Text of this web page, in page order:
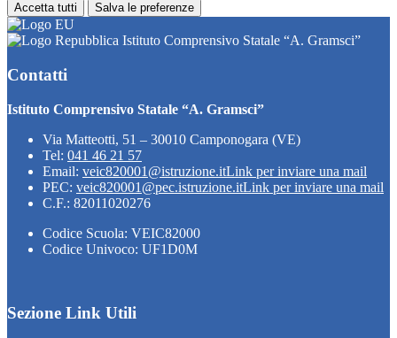
Accetta tutti Salva le preferenze
Istituto Comprensivo Statale “A. Gramsci”
Contatti
Istituto Comprensivo Statale “A. Gramsci”
Via Matteotti, 51 – 30010 Camponogara (VE)
Tel: 041 46 21 57
Email: veic820001@istruzione.itLink per inviare una mail
PEC: veic820001@pec.istruzione.itLink per inviare una mail
C.F.: 82011020276
Codice Scuola: VEIC82000
Codice Univoco: UF1D0M
Sezione Link Utili